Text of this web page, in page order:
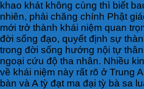
khao khát không cùng thì biết
nhiên, phải chăng chính Phật
mới trở thành khái niệm quan
đời sống đạo, quyết định sự
trong đời sống hướng nội tự
ngoại cứu độ tha nhân. Nhiều
về khái niệm này rất rõ ở Trung
bàn và A tỳ đạt ma đại tỳ bà sa